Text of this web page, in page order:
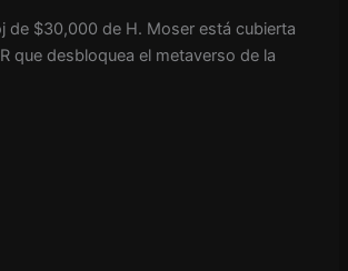
de $30,000 de H. Moser está cubierta
que desbloquea el metaverso de la